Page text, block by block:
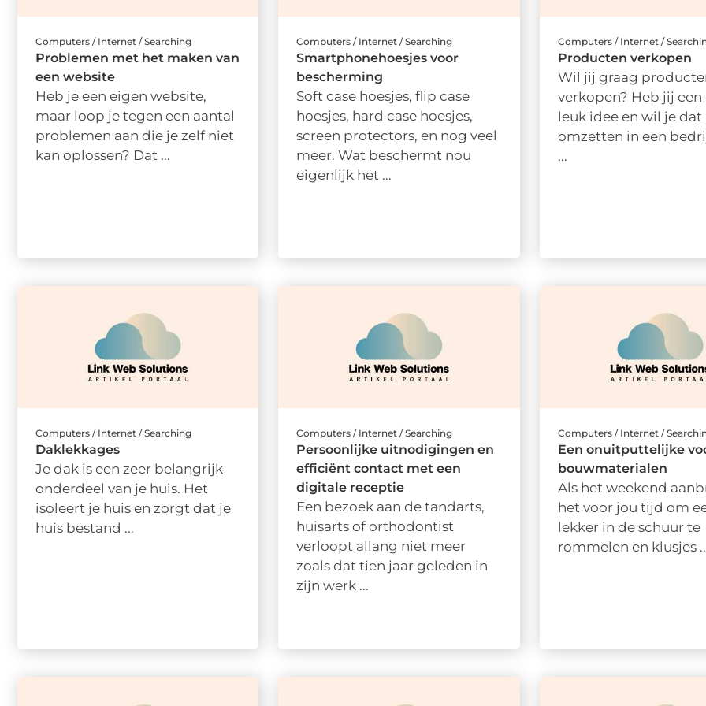
Computers / Internet / Searching
Problemen met het maken van
een website
Heb je een eigen website,
maar loop je tegen een aantal
problemen aan die je zelf niet
kan oplossen? Dat ...
Computers / Internet / Searching
Smartphonehoesjes voor
bescherming
Soft case hoesjes, flip case
hoesjes, hard case hoesjes,
screen protectors, en nog veel
meer. Wat beschermt nou
eigenlijk het ...
Computers / Internet /
Producten verkopen
Wil jij graag
verkopen? Heb jij
leuk idee en wil je dat
omzetten in een
...
Computers / Internet / Searching
Daklekkages
Je dak is een zeer belangrijk
onderdeel van je huis. Het
isoleert je huis en zorgt dat je
huis bestand ...
Computers / Internet / Searching
Persoonlijke uitnodigingen en
efficiënt contact met een
digitale receptie
Een bezoek aan de tandarts,
huisarts of orthodontist
verloopt allang niet meer
zoals dat tien jaar geleden in
zijn werk ...
Computers / Internet /
Een onuitputtelijke
bouwmaterialen
Als het weekend
het voor jou tijd om
lekker in de schuur te
rommelen en klusjes